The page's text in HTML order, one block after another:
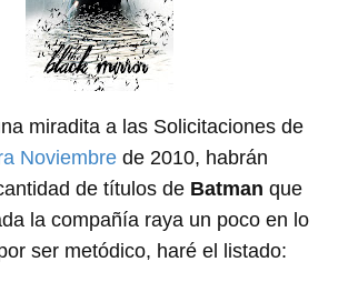
miradita a las Solicitaciones de
Noviembre de 2010, habrán
de títulos de Batman que
la compañía raya un poco en lo
ser metódico, haré el listado: